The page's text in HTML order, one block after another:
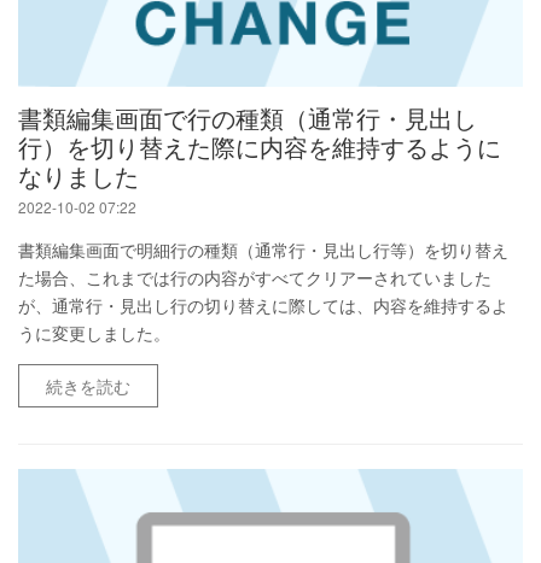
書類編集画面で行の種類（通常行・見出し
行）を切り替えた際に内容を維持するように
なりました
2022-10-02 07:22
書類編集画面で明細行の種類（通常行・見出し行等）を切り替え
た場合、これまでは行の内容がすべてクリアーされていました
が、通常行・見出し行の切り替えに際しては、内容を維持するよ
うに変更しました。
続きを読む